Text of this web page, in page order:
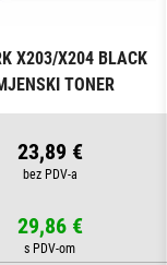
X203/X204 BLACK
TONER
23,89 €
29,86 €